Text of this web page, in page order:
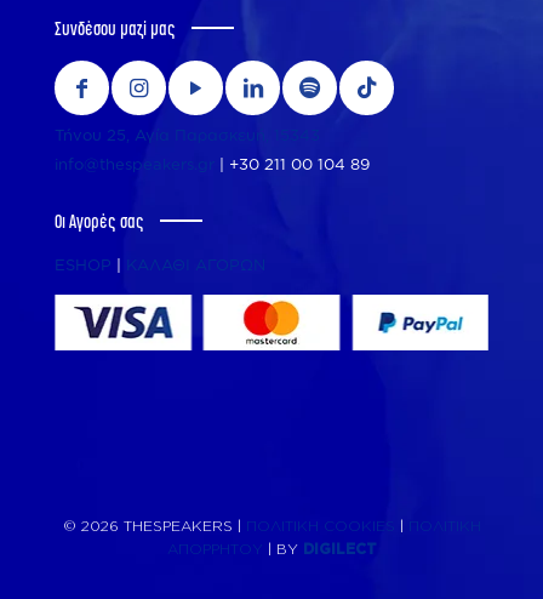
Συνδέσου μαζί μας
Τήνου 25, Αγία Παρασκευή, 15343
info@thespeakers.gr
+30 211 00 104 89
Οι Αγορές σας
ESHOP ΚΑΛΑΘΙ ΑΓΟΡΩΝ
© 2026 THESPEAKERS | ΠΟΛΙΤΙΚΗ COOKIES
ΠΟΛΙΤΙΚΗ
ΑΠΟΡΡΗΤΟΥ
| BY DIGILECT